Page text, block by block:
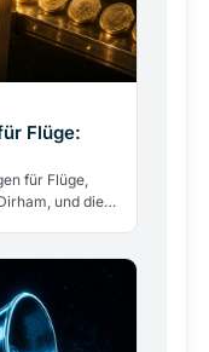
Flüge:
für Flüge,
und die